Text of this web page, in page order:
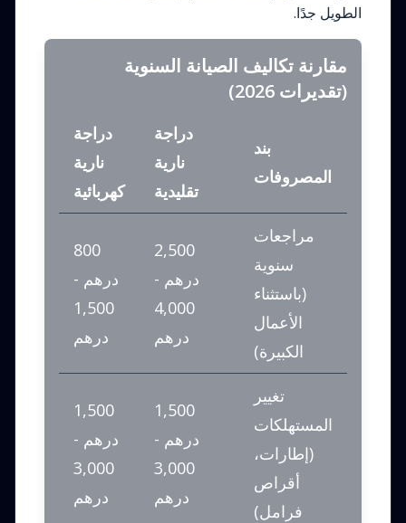
الطويل جدًا.
مقارنة تكاليف الصيانة السنوية
(تقديرات 2026)
بند
المصروفات
دراجة
نارية
تقليدية
دراجة
نارية
كهربائية
مراجعات
سنوية
(باستثناء
الأعمال
الكبيرة)
2,500
درهم -
4,000
درهم
800
درهم -
1,500
درهم
تغيير
المستهلكات
(إطارات،
أقراص
فرامل)
1,500
درهم -
3,000
درهم
1,500
درهم -
3,000
درهم